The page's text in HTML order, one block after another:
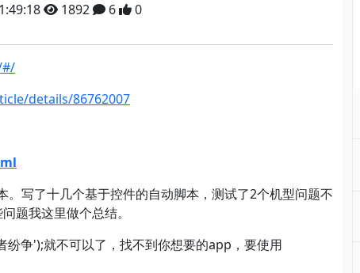
1892 6 0
#/
details/86762007
写了十几个基于控件的自动脚本，测试了2个机型问题不
题我这里做个总结。
争');就不可以了，找不到你想要的app，要使用